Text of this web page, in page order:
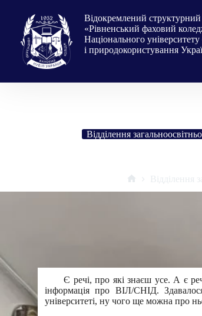
вмісту
Відокремлений структурний
«Рівненський фаховий
Національного університету
і природокористування
Відділення
Відділення
Є речі, про які знаєш усе. А є
інформація про ВІЛ/СНІД.
університеті, ну чого ще можна про